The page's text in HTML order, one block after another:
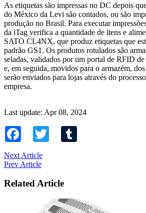
As etiquetas são impressas no DC depois
do México da Levi são contados, ou são
produção no Brasil. Para executar
da iTag verifica a quantidade de itens e
SATO CL4NX, que produz etiquetas que
padrão GS1. Os produtos rotulados são
seladas, validados por um portal de RFID
e, em seguida, movidos para o armazém,
serão enviados para lojas através do
empresa.
Last update: Apr 08, 2024
Facebook Twitter
Next Article
Prev Article
Related Article